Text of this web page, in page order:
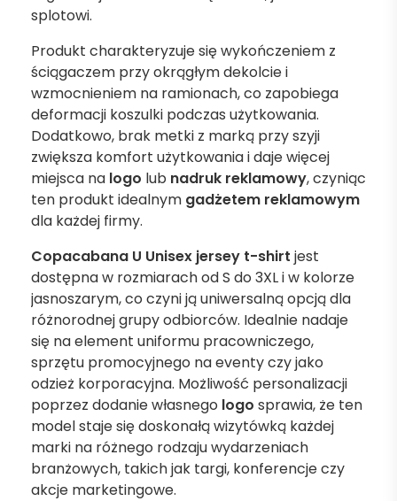
splotowi.
Produkt charakteryzuje się wykończeniem z
ściągaczem przy okrągłym dekolcie i
wzmocnieniem na ramionach, co zapobiega
deformacji koszulki podczas użytkowania.
Dodatkowo, brak metki z marką przy szyji
zwiększa komfort użytkowania i daje więcej
miejsca na logo lub nadruk reklamowy, czyniąc
ten produkt idealnym gadżetem reklamowym
dla każdej firmy.
Copacabana U Unisex jersey t-shirt jest
dostępna w rozmiarach od S do 3XL i w kolorze
jasnoszarym, co czyni ją uniwersalną opcją dla
różnorodnej grupy odbiorców. Idealnie nadaje
się na element uniformu pracowniczego,
sprzętu promocyjnego na eventy czy jako
odzież korporacyjna. Możliwość personalizacji
poprzez dodanie własnego logo sprawia, że ten
model staje się doskonałą wizytówką każdej
marki na różnego rodzaju wydarzeniach
branżowych, takich jak targi, konferencje czy
akcje marketingowe.